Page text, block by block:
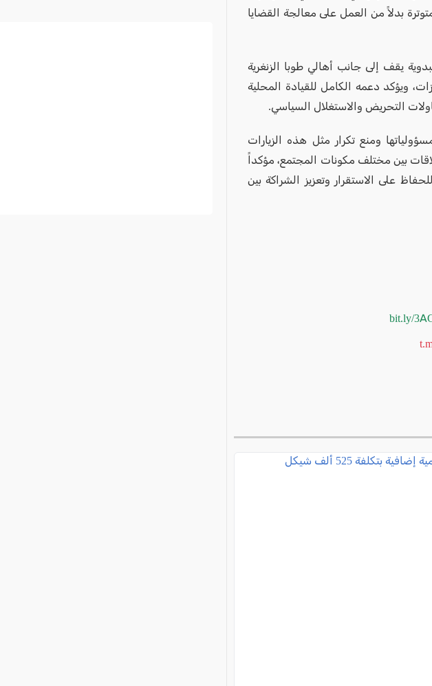
بدلاً من العمل على معالجة القضايا
يقف إلى جانب أهالي طوبا الزنغرية
ويؤكد دعمه الكامل للقيادة المحلية
التحريض والاستغلال السياسي.
ومنع تكرار مثل هذه الزيارات
بين مختلف مكونات المجتمع، مؤكداً
على الاستقرار وتعزيز الشراكة بين
bit.ly/